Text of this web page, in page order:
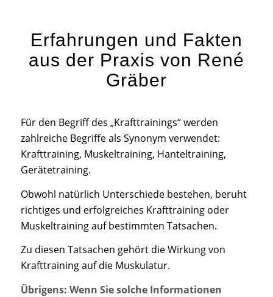
Erfahrungen und Fakten
aus der Praxis von René
Gräber
Für den Begriff des „Krafttrainings“ werden
zahlreiche Begriffe als Synonym verwendet:
Krafttraining, Muskeltraining, Hanteltraining,
Gerätetraining.
Obwohl natürlich Unterschiede bestehen, beruht
richtiges und erfolgreiches Krafttraining oder
Muskeltraining auf bestimmten Tatsachen.
Zu diesen Tatsachen gehört die Wirkung von
Krafttraining auf die Muskulatur.
Übrigens: Wenn Sie solche Informationen